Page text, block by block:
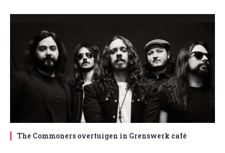
The Commoners overtuigen in Grenswerk café